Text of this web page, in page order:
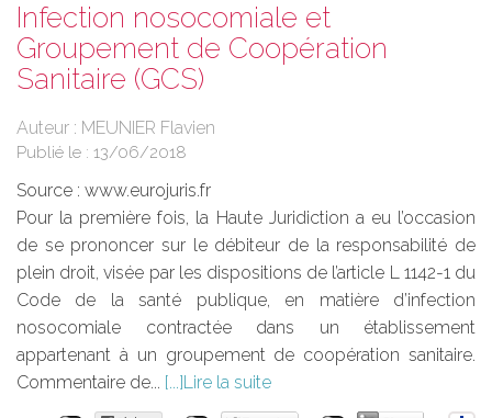
Infection nosocomiale et
Groupement de Coopération
Sanitaire (GCS)
Auteur : MEUNIER Flavien
Publié le : 13/06/2018
Source : www.eurojuris.fr
Pour la première fois, la Haute Juridiction a eu l’occasion
de se prononcer sur le débiteur de la responsabilité de
plein droit, visée par les dispositions de l’article L 1142-1 du
Code de la santé publique, en matière d’infection
nosocomiale contractée dans un établissement
appartenant à un groupement de coopération sanitaire.
Commentaire de...
Lire la suite